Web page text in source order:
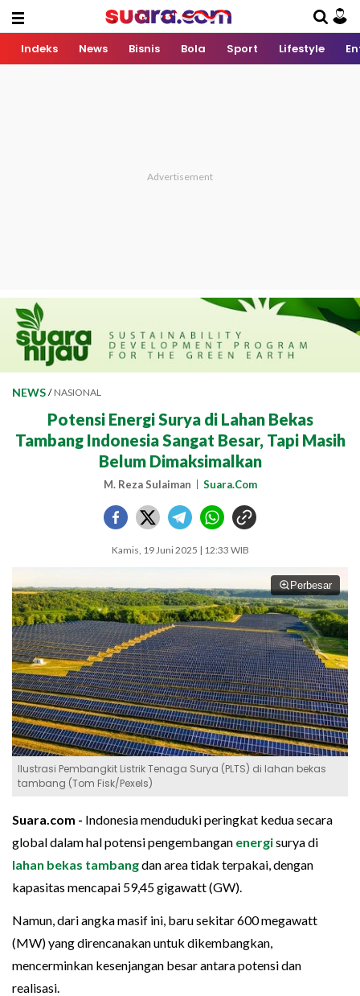
Indeks News Bisnis Bola Sport Lifestyle
NEWS / NASIONAL
Potensi Energi Surya di Lahan Bekas
Tambang Indonesia Sangat Besar, Tapi Masih
Belum Dimaksimalkan
M. Reza Sulaiman Suara.Com
Kamis, 19 Juni 2025 | 12:33 WIB
Perbesar
Ilustrasi Pembangkit Listrik Tenaga Surya (PLTS) di lahan bekas
tambang (Tom Fisk/Pexels)
Suara.com - Indonesia menduduki peringkat kedua secara
global dalam hal potensi pengembangan energisurya di
lahan bekas tambangdan area tidak terpakai, dengan
kapasitas mencapai 59,45 gigawatt (GW).
Namun, dari angka masif ini, baru sekitar 600 megawatt
(MW) yang direncanakan untuk dikembangkan,
mencerminkan kesenjangan besar antara potensi dan
realisasi.